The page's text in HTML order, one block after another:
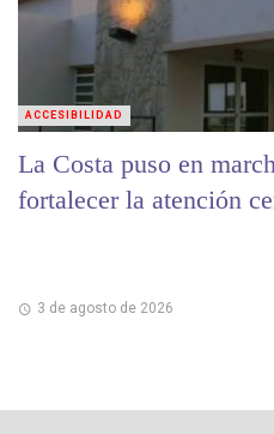
La Costa puso en
fortalecer la atención
3 de agosto de 2026
ACCESIBILIDAD